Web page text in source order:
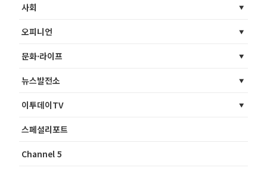
사회
오피니언
문화·라이프
뉴스발전소
이투데이TV
스페셜리포트
Channel 5